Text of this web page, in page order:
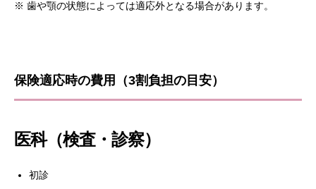
※ 歯や顎の状態によっては適応外となる場合があります。
保険適応時の費用（3割負担の目安）
医科（検査・診察）
初診